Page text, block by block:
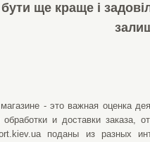
ще краще і
- это важная оценка
обработки и доставки заказа,
поданы из разных